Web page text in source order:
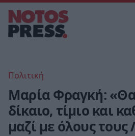
Πολιτική
Μαρία Φραγκή:
δίκαιο, τίμιο και
μαζί με όλους